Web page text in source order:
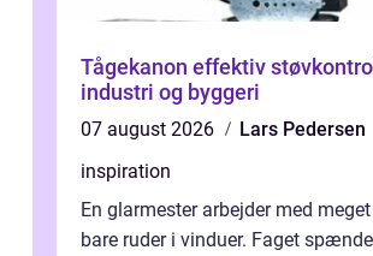
Tågekanon effektiv støvkontrol til
industri og byggeri
07 august 2026
Lars Pedersen
inspiration
En glarmester arbejder med
bare ruder i vinduer. Faget